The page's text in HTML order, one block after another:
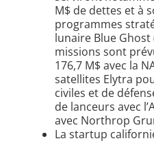
M$ de dettes et à
programmes
lunaire Blue
missions sont
176,7 M$ avec la
satellites Elytra
civiles et de
de lanceurs avec
avec Northrop
La startup